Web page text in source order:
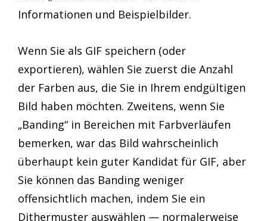
Informationen und Beispielbilder.
Wenn Sie als GIF speichern (oder
exportieren), wählen Sie zuerst die Anzahl
der Farben aus, die Sie in Ihrem endgültigen
Bild haben möchten. Zweitens, wenn Sie
„Banding“ in Bereichen mit Farbverläufen
bemerken, war das Bild wahrscheinlich
überhaupt kein guter Kandidat für GIF, aber
Sie können das Banding weniger
offensichtlich machen, indem Sie ein
Dithermuster auswählen — normalerweise